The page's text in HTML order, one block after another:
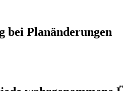
bei Planänderungen